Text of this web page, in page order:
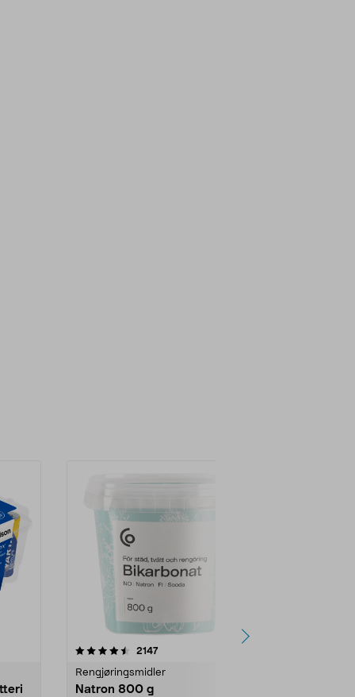
2147anmeldelser
Rengjøringsmidler
Natron 800 g
4.0av 5 stjerner